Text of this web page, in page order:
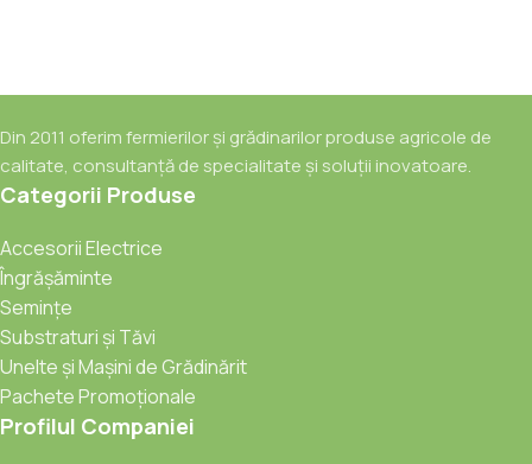
Din 2011 oferim fermierilor și grădinarilor produse agricole de
calitate, consultanță de specialitate și soluții inovatoare.
Categorii Produse
Accesorii Electrice
Îngrășăminte
Semințe
Substraturi și Tăvi
Unelte și Mașini de Grădinărit
Pachete Promoționale
Profilul Companiei